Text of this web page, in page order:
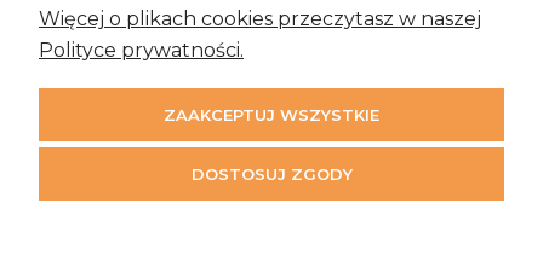
Moje konto
Więcej o plikach cookies przeczytasz w naszej
Polityce prywatności.
ZAAKCEPTUJ WSZYSTKIE
DOSTOSUJ ZGODY